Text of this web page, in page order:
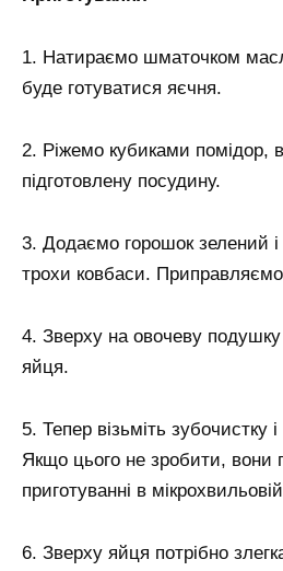
1. Натираємо шматочком
буде готуватися яєчня.
2. Ріжемо кубиками помідор,
підготовлену посудину.
3. Додаємо горошок зелений
трохи ковбаси.
4. Зверху на овочеву
яйця.
5. Тепер візьміть зубочистку
Якщо цього не зробити, вони
приготуванні в
6. Зверху яйця потрібно